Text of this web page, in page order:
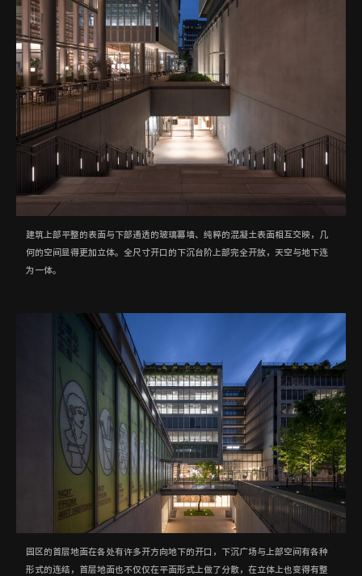
建筑上部平整的表面与下部通透的玻璃幕墙、纯粹的混凝土表面相互交映，几
何的空间显得更加立体。全尺寸开口的下沉台阶上部完全开放，天空与地下连
为一体。
园区的首层地面在各处有许多开方向地下的开口，下沉广场与上部空间有各种
形式的连结，首层地面也不仅仅在平面形式上做了分散，在立体上也变得有整